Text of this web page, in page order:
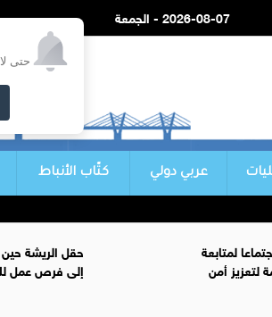
حتى
2026-08-07 - الجمعة
عربي دولي كتّاب الأنباط
لمتابعة
لتعزيز أمن
حقل الريشة حين
إلى فرص عمل